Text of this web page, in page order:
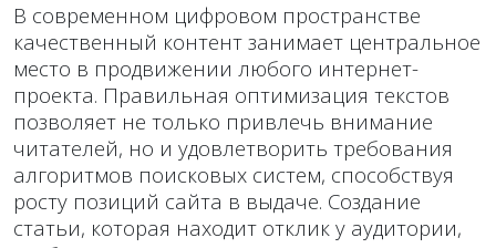
В современном цифровом пространстве
качественный контент занимает центральное
место в продвижении любого интернет-
проекта. Правильная оптимизация текстов
позволяет не только привлечь внимание
читателей, но и удовлетворить требования
алгоритмов поисковых систем, способствуя
росту позиций сайта в выдаче. Создание
статьи, которая находит отклик у аудитории,